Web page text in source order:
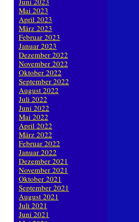
Mai 2023
April 2023
März 2023
Februar 2023
Januar 2023
Dezember 2022
November 2022
Oktober 2022
September 2022
August 2022
Juli 2022
Juni 2022
Mai 2022
April 2022
März 2022
Februar 2022
Januar 2022
Dezember 2021
November 2021
Oktober 2021
September 2021
August 2021
Juli 2021
Juni 2021